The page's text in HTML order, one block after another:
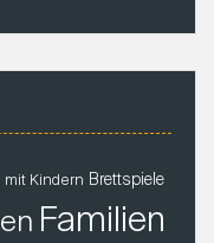
mit Kindern Brettspiele
Familien